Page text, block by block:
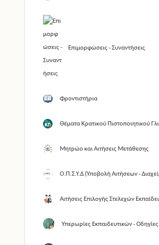
Επιμορφώσεις - Συναντήσεις
Φροντιστήρια
Θέματα Κρατικού Πιστοποιητικού
Μητρώο και Αιτήσεις Μετάθεσης
Ο.Π.Σ.Υ.Δ (Υποβολή Αιτήσεων -
Αιτήσεις Επιλογής Στελεχών
Υπερωρίες Εκπαιδευτικών - Οδηγίες